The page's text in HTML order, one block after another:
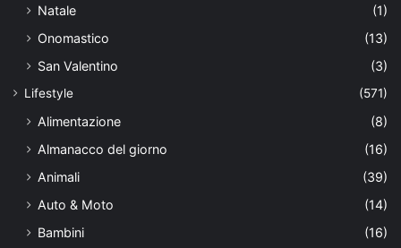
Natale
(1)
Onomastico
(13)
San Valentino
(3)
Lifestyle (571)
Alimentazione
(8)
Almanacco del giorno
(16)
Animali
(39)
Auto & Moto
(14)
Bambini
(16)